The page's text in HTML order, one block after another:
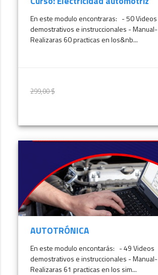
En este modulo encontraras: - 50 Videos
demostrativos e instruccionales - Manual-
Realizaras 60 practicas en los&nb...
299,00 $
AUTOTRÓNICA
En este modulo encontarás: - 49 Videos
demostrativos e instruccionales - Manual-
Realizaras 61 practicas en los sim...